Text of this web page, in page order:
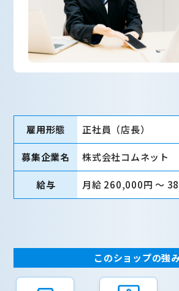
雇用形態 正社員（店長）
募集企業名 株式会社コムネット
給与 月給 260,000円 〜
このショップの強